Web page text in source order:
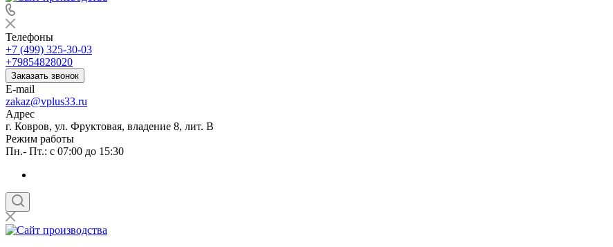
Телефоны
+7 (499) 325-30-03
+79854828020
Заказать звонок
E-mail
zakaz@vplus33.ru
Адрес
г. Ковров, ул. Фруктовая, владение 8, лит. В
Режим работы
Пн.- Пт.: с 07:00 до 15:30